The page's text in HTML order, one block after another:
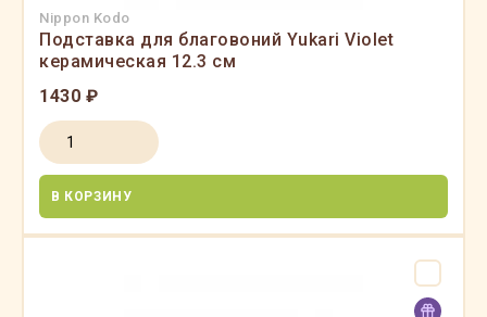
Nippon Kodo
Подставка для благовоний Yukari Violet
керамическая 12.3 см
1430 ₽
В КОРЗИНУ